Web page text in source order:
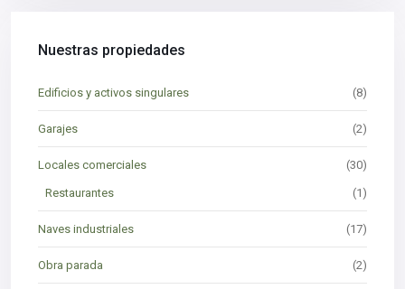
Nuestras propiedades
Edificios y activos singulares (8)
Garajes (2)
Locales comerciales (30)
Restaurantes (1)
Naves industriales (17)
Obra parada (2)